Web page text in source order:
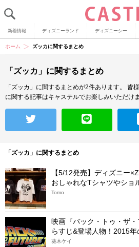
新着情報 ディズニーランド ディズニーシー
ホーム ズッカに関するまとめ
「ズッカ」に関するまとめ
「ズッカ」に関するまとめが2件あります。
皆
に関する記事はキャステルでお楽しみいただけま
「ズッカ」に関するまとめ
【5/12発売】ディズニー
おしゃれなTシャツやショ
Tomo
映画『バック・トゥ・ザ
らすじ&登場人物！2015年
葵木ケイ